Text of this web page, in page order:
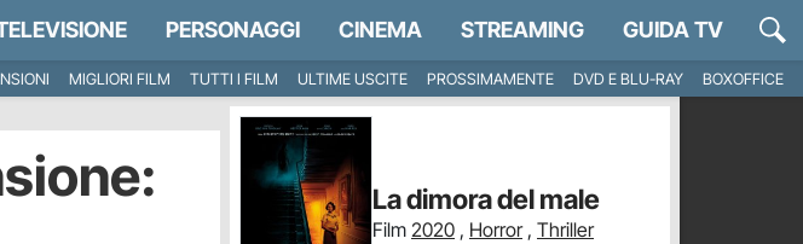
PERSONAGGI CINEMA STREAMING GUIDA TV
MIGLIORI FILM TUTTI I FILM ULTIME USCITE PROSSIMAMENTE DVD E BLU-RAY
BOXOFFICE
La dimora del male
Film 2020 , Horror, Thriller